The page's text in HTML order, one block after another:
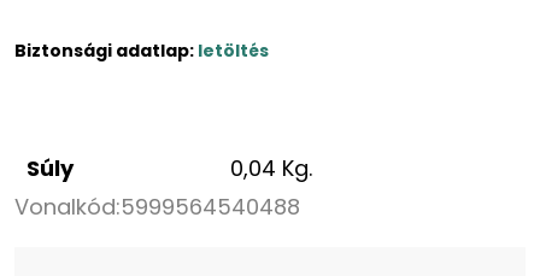
Biztonsági adatlap: letöltés
Súly
0,04 Kg.
Vonalkód:5999564540488